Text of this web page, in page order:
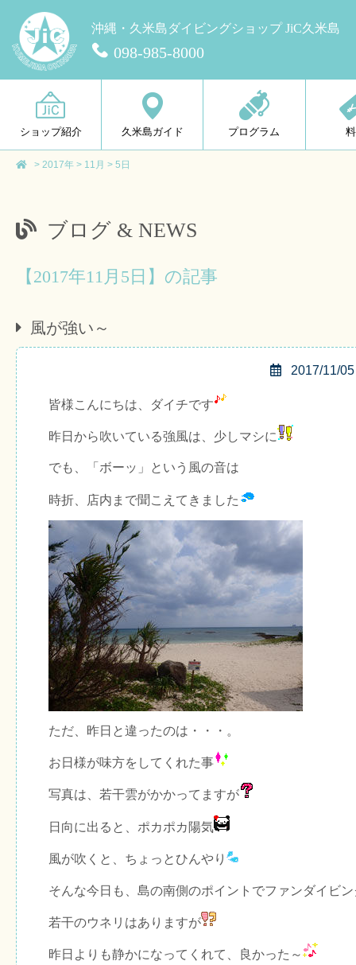
沖縄・久米島ダイビングショップ JiC久米島
098-985-8000
ショップ紹介 久米島ガイド プログラム
> 2017年 > 11月 > 5日
ブログ & NEWS
【2017年11月5日】の記事
風が強い～
2017/11/05
皆様こんにちは、ダイチです
昨日から吹いている強風は、少しマシに
でも、「ボーッ」という風の音は
時折、店内まで聞こえてきました
ただ、昨日と違ったのは・・・。
お日様が味方をしてくれた事
写真は、若干雲がかかってますが
日向に出ると、ポカポカ陽気
風が吹くと、ちょっとひんやり
そんな今日も、島の南側のポイントでファンダイビン
若干のウネリはありますが
昨日よりも静かになってくれて、良かった～